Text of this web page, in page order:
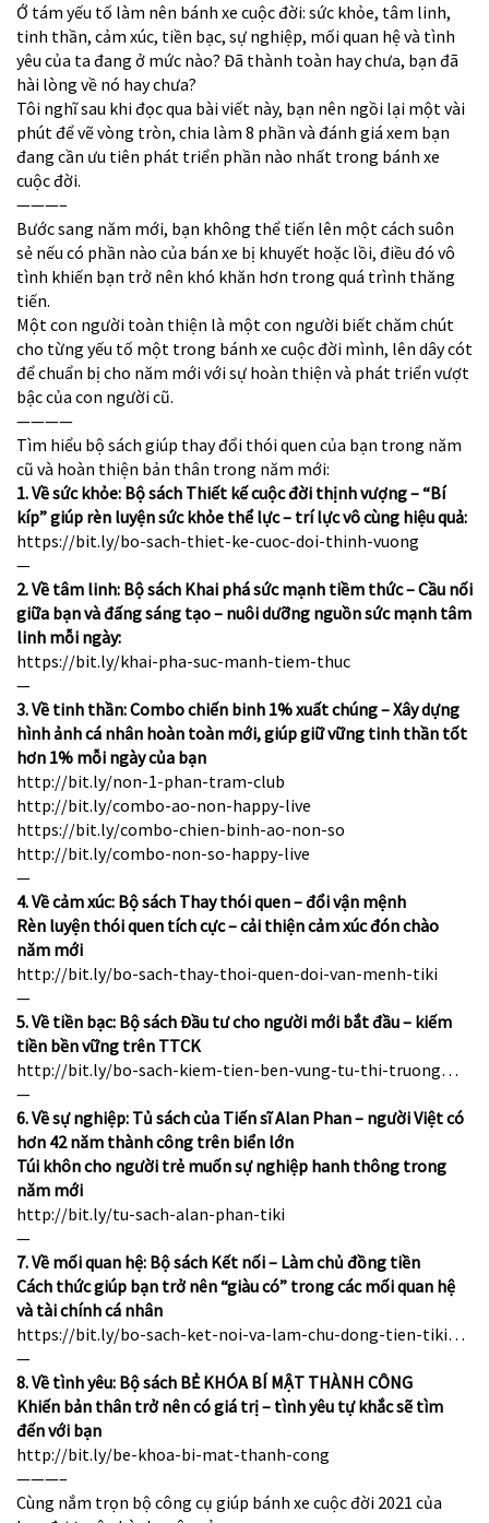
Ớ tám yếu tố làm nên bánh xe cuộc đời: sức khỏe, tâm linh,
tinh thần, cảm xúc, tiền bạc, sự nghiệp, mối quan hệ và tình
yêu của ta đang ở mức nào? Đã thành toàn hay chưa, bạn đã
hài lòng về nó hay chưa?
Tôi nghĩ sau khi đọc qua bài viết này, bạn nên ngồi lại một vài
phút để vẽ vòng tròn, chia làm 8 phần và đánh giá xem bạn
đang cần ưu tiên phát triển phần nào nhất trong bánh xe
cuộc đời.
———–
Bước sang năm mới, bạn không thể tiến lên một cách suôn
sẻ nếu có phần nào của bán xe bị khuyết hoặc lồi, điều đó vô
tình khiến bạn trở nên khó khăn hơn trong quá trình thăng
tiến.
Một con người toàn thiện là một con người biết chăm chút
cho từng yếu tố một trong bánh xe cuộc đời mình, lên dây cót
để chuẩn bị cho năm mới với sự hoàn thiện và phát triển vượt
bậc của con người cũ.
————
Tìm hiểu bộ sách giúp thay đổi thói quen của bạn trong năm
cũ và hoàn thiện bản thân trong năm mới:
1. Về sức khỏe: Bộ sách Thiết kế cuộc đời thịnh vượng – “Bí
kíp” giúp rèn luyện sức khỏe thể lực – trí lực vô cùng hiệu quả:
https://bit.ly/bo-sach-thiet-ke-cuoc-doi-thinh-vuong
—
2. Về tâm linh: Bộ sách Khai phá sức mạnh tiềm thức – Cầu nối
giữa bạn và đấng sáng tạo – nuôi dưỡng nguồn sức mạnh tâm
linh mỗi ngày:
https://bit.ly/khai-pha-suc-manh-tiem-thuc
—
3. Về tinh thần: Combo chiến binh 1% xuất chúng – Xây dựng
hình ảnh cá nhân hoàn toàn mới, giúp giữ vững tinh thần tốt
hơn 1% mỗi ngày của bạn
http://bit.ly/non-1-phan-tram-club
http://bit.ly/combo-ao-non-happy-live
https://bit.ly/combo-chien-binh-ao-non-so
http://bit.ly/combo-non-so-happy-live
—
4. Về cảm xúc: Bộ sách Thay thói quen – đổi vận mệnh
Rèn luyện thói quen tích cực – cải thiện cảm xúc đón chào
năm mới
http://bit.ly/bo-sach-thay-thoi-quen-doi-van-menh-tiki
—
5. Về tiền bạc: Bộ sách Đầu tư cho người mới bắt đầu – kiếm
tiền bền vững trên TTCK
http://bit.ly/bo-sach-kiem-tien-ben-vung-tu-thi-truong…
—
6. Về sự nghiệp: Tủ sách của Tiến sĩ Alan Phan – người Việt có
hơn 42 năm thành công trên biển lớn
Túi khôn cho người trẻ muốn sự nghiệp hanh thông trong
năm mới
http://bit.ly/tu-sach-alan-phan-tiki
—
7. Về mối quan hệ: Bộ sách Kết nối – Làm chủ đồng tiền
Cách thức giúp bạn trở nên “giàu có” trong các mối quan hệ
và tài chính cá nhân
https://bit.ly/bo-sach-ket-noi-va-lam-chu-dong-tien-tiki…
—
8. Về tình yêu: Bộ sách BẺ KHÓA BÍ MẬT THÀNH CÔNG
Khiến bản thân trở nên có giá trị – tình yêu tự khắc sẽ tìm
đến với bạn
http://bit.ly/be-khoa-bi-mat-thanh-cong
———–
Cùng nắm trọn bộ công cụ giúp bánh xe cuộc đời 2021 của